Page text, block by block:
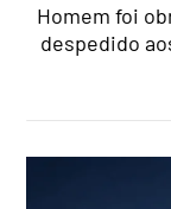
Homem foi
despedido